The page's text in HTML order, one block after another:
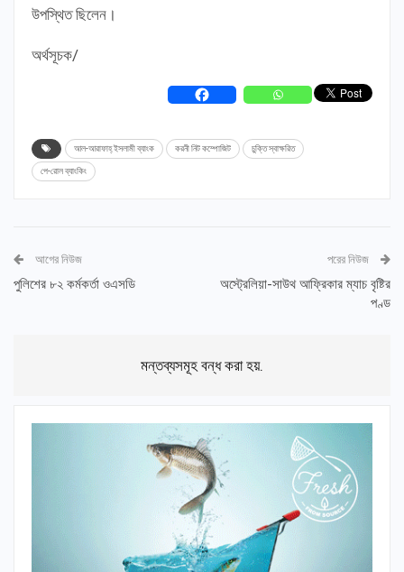
উপস্থিত ছিলেন।
অর্থসূচক/
আল-আরাফাহ্ ইসলামী ব্যাংক করনী নিট কম্পোজিট চুক্তি স্বাক্ষরিত
পে-রোল ব্যাংকিং
আগের নিউজ
পুলিশের ৮২ কর্মকর্তা ওএসডি
পরের নিউজ
অস্ট্রেলিয়া-সাউথ আফ্রিকার ম্যাচ বৃষ্টির
পণ্ড
মন্তব্যসমূহ বন্ধ করা হয়.